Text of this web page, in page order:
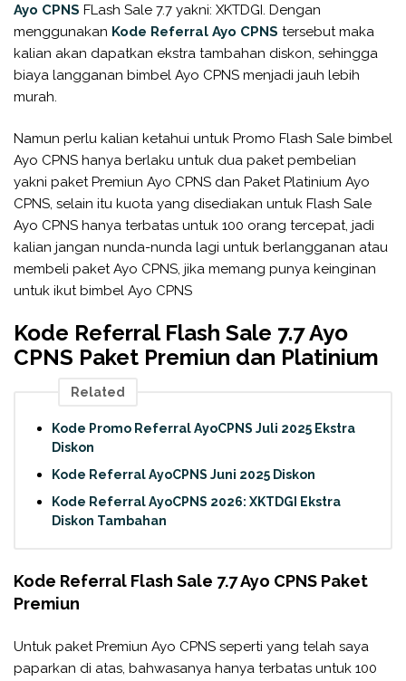
Ayo CPNS FLash Sale 7.7 yakni: XKTDGI. Dengan
menggunakan Kode Referral Ayo CPNS tersebut maka
kalian akan dapatkan ekstra tambahan diskon, sehingga
biaya langganan bimbel Ayo CPNS menjadi jauh lebih
murah.
Namun perlu kalian ketahui untuk Promo Flash Sale bimbel
Ayo CPNS hanya berlaku untuk dua paket pembelian
yakni paket Premiun Ayo CPNS dan Paket Platinium Ayo
CPNS, selain itu kuota yang disediakan untuk Flash Sale
Ayo CPNS hanya terbatas untuk 100 orang tercepat, jadi
kalian jangan nunda-nunda lagi untuk berlangganan atau
membeli paket Ayo CPNS, jika memang punya keinginan
untuk ikut bimbel Ayo CPNS
Kode Referral Flash Sale 7.7 Ayo
CPNS Paket Premiun dan Platinium
Related
Kode Promo Referral AyoCPNS Juli 2025 Ekstra
Diskon
Kode Referral AyoCPNS Juni 2025 Diskon
Kode Referral AyoCPNS 2026: XKTDGI Ekstra
Diskon Tambahan
Kode Referral Flash Sale 7.7 Ayo CPNS Paket
Premiun
Untuk paket Premiun Ayo CPNS seperti yang telah saya
paparkan di atas, bahwasanya hanya terbatas untuk 100